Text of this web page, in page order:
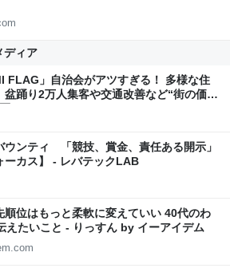
ディア
FLAG」自治会がアツすぎる！ 多様な住
盆踊り2万人集客や交通改善など“街の価値
ウンティ 「競技、賞金、責任ある開示」
ーカス】 - レバテックLAB
順位はもっと柔軟に変えていい 40代のわ
えたいこと - りっすん by イーアイデム